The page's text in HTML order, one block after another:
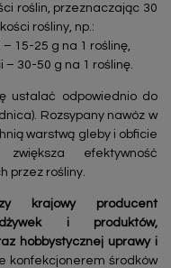
roślin, przeznaczając 30
rośliny, np.:
15-25 g na 1 roślinę,
– 30-50 g na 1 roślinę.
ustalać odpowiednio do
Rozsypany nawóz w
warstwą gleby i obficie
efektywność
przez rośliny.
krajowy producent
i produktów,
hobbystycznej uprawy i
konfekcjonerem środków